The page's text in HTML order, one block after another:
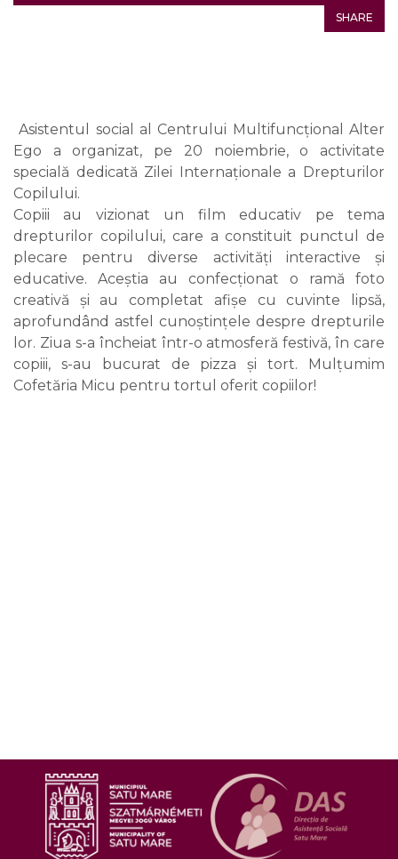
SHARE
Asistentul social al Centrului Multifuncțional Alter
Ego a organizat, pe 20 noiembrie, o activitate
specială dedicată Zilei Internaționale a Drepturilor
Copilului.
Copiii au vizionat un film educativ pe tema
drepturilor copilului, care a constituit punctul de
plecare pentru diverse activități interactive și
educative. Aceștia au confecționat o ramă foto
creativă și au completat afișe cu cuvinte lipsă,
aprofundând astfel cunoștințele despre drepturile
lor. Ziua s-a încheiat într-o atmosferă festivă, în care
copiii, s-au bucurat de pizza și tort. Mulțumim
Cofetăria Micu pentru tortul oferit copiilor!